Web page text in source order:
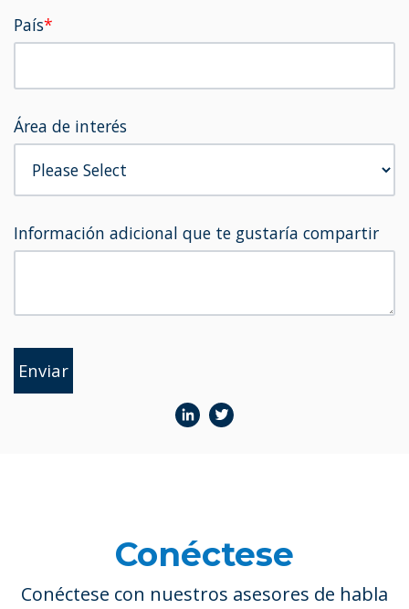
País*
Área de interés
Información adicional que te gustaría compartir
Conéctese
Conéctese con nuestros asesores de habla